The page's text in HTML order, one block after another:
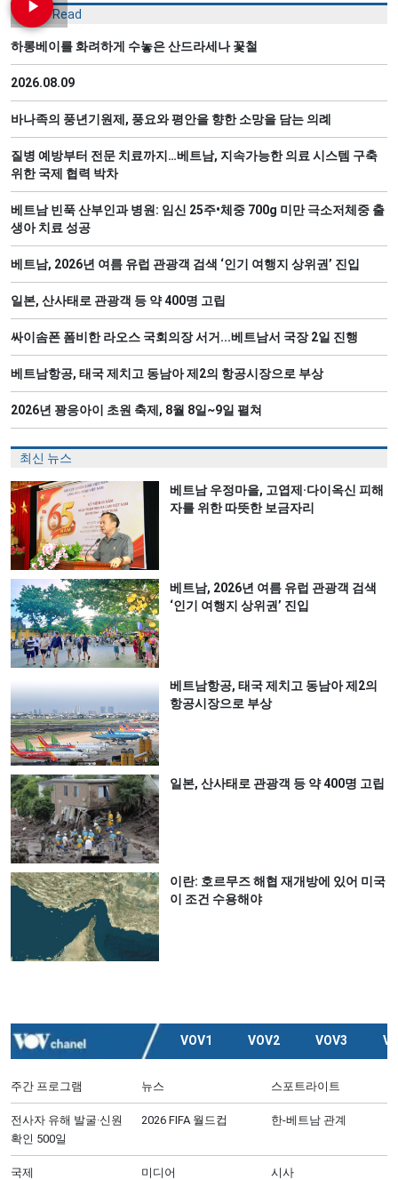
Most Read
하롱베이를 화려하게 수놓은 산드라세나 꽃철
2026.08.09
바나족의 풍년기원제, 풍요와 평안을 향한 소망을 담는 의례
질병 예방부터 전문 치료까지…베트남, 지속가능한 의료 시스템 구축
위한 국제 협력 박차
베트남 빈푹 산부인과 병원: 임신 25주•체중 700g 미만 극소저체중 출
생아 치료 성공
베트남, 2026년 여름 유럽 관광객 검색 ‘인기 여행지 상위권’ 진입
일본, 산사태로 관광객 등 약 400명 고립
싸이솜폰 폼비한 라오스 국회의장 서거...베트남서 국장 2일 진행
베트남항공, 태국 제치고 동남아 제2의 항공시장으로 부상
2026년 꽝응아이 초원 축제, 8월 8일~9일 펼쳐
최신 뉴스
베트남 우정마을, 고엽제·다이옥신 피해
자를 위한 따뜻한 보금자리
베트남, 2026년 여름 유럽 관광객 검색
‘인기 여행지 상위권’ 진입
베트남항공, 태국 제치고 동남아 제2의
항공시장으로 부상
일본, 산사태로 관광객 등 약 400명 고립
이란: 호르무즈 해협 재개방에 있어 미국
이 조건 수용해야
VOV1 VOV2 VOV3
주간 프로그램 뉴스 스포트라이트
전사자 유해 발굴·신원
확인 500일
2026 FIFA 월드컵 한-베트남 관계
국제 미디어 시사